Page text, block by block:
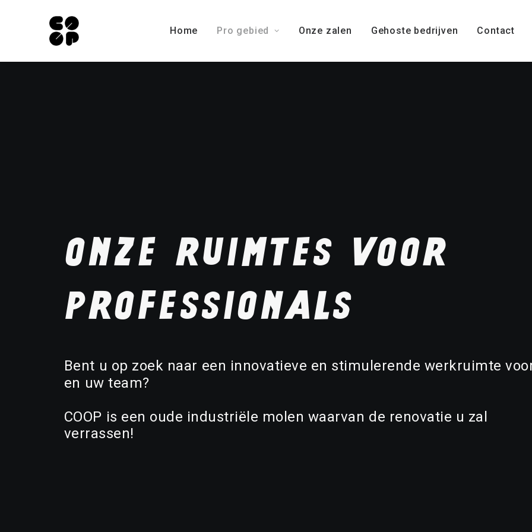
Home Pro gebied Onze zalen Gehoste bedrijven Contact
Onze ruimtes voor
professionals
Bent u op zoek naar een innovatieve en stimulerende werkruimte
en uw team?
COOP is een oude industriële molen waarvan de renovatie u zal
verrassen!